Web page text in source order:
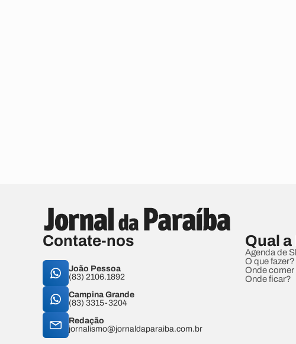
Contate-nos
João Pessoa
(83) 2106.1892
Campina Grande
(83) 3315-3204
Redação
jornalismo@jornaldaparaiba.com.br
Qual a
Agenda de
O que fazer?
Onde comer
Onde ficar?